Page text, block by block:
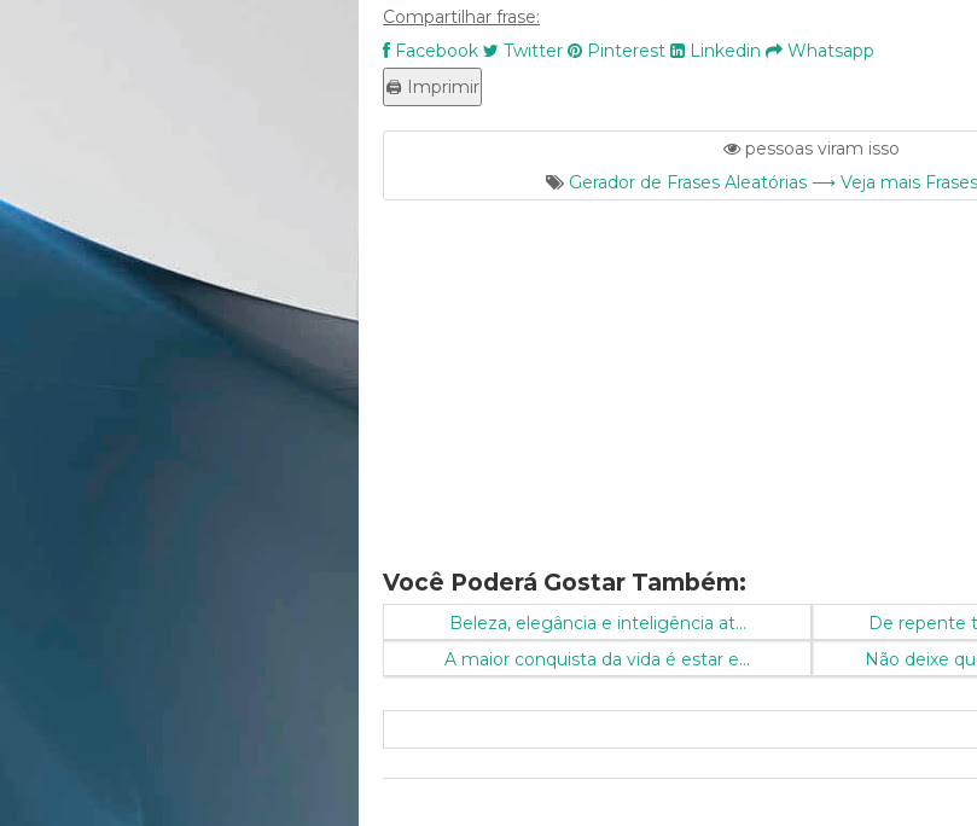
Compartilhar frase:
Facebook
Twitter Pinterest Linkedin Whatsapp
pessoas viram isso
Gerador de Frases Aleatórias ⟶ Veja mais
Você Poderá Gostar Também:
Beleza, elegância e inteligência at...
De repente
A maior conquista da vida é estar e...
Não deixe